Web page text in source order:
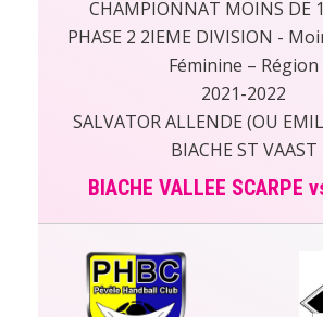
CHAMPIONNAT MOINS DE
PHASE 2 2IEME DIVISION -
Féminine – Région
2021-2022
SALVATOR ALLENDE (OU
BIACHE ST VAAST
BIACHE VALLEE SCARPE